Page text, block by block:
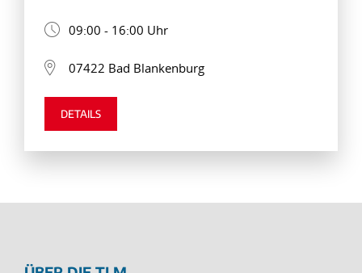
09:00 - 16:00 Uhr
07422 Bad Blankenburg
DETAILS